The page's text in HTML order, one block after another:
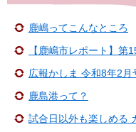
鹿嶋ってこんなところ
【鹿嶋市レポート】第
広報かしま 令和8年2月
鹿島港って？
試合日以外も楽しめる